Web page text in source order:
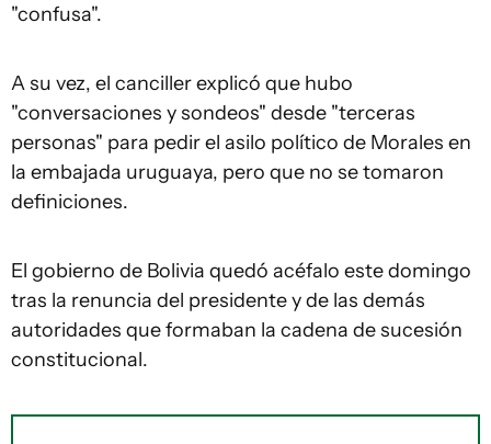
"confusa".
A su vez, el canciller explicó que hubo
"conversaciones y sondeos" desde "terceras
personas" para pedir el asilo político de Morales en
la embajada uruguaya, pero que no se tomaron
definiciones.
El gobierno de Bolivia quedó acéfalo este domingo
tras la renuncia del presidente y de las demás
autoridades que formaban la cadena de sucesión
constitucional.